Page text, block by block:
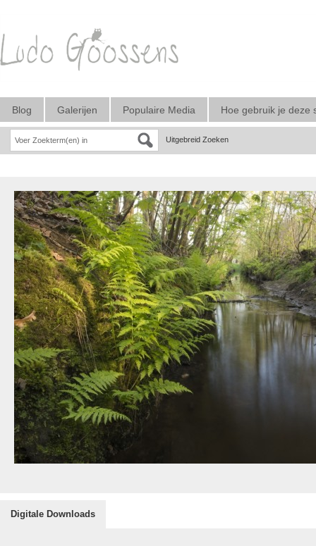
Blog Galerijen Populaire Media Hoe gebruik je deze
Uitgebreid Zoeken
Digitale Downloads